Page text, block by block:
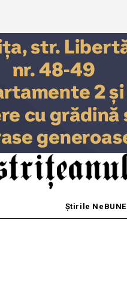
Știrile NeBUNE